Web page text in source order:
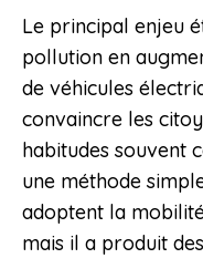
Le principal enjeu
pollution en
de véhicules
convaincre les
habitudes souvent
une méthode
adoptent la
mais il a produit